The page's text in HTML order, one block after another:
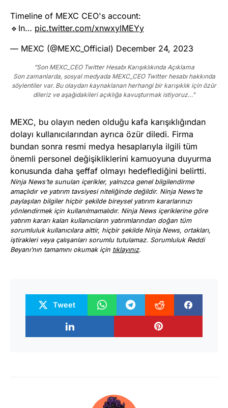
Timeline of MEXC CEO's account:
🔹In… pic.twitter.com/xnwxylMEYy
— MEXC (@MEXC_Official) December 24, 2023
”Son MEXC_CEO Twitter Hesabı Karışıklıkında Açıklama
Son zamanlarda, sosyal medyada MEXC_CEO Twitter hesabı hakkında
söylentiler var. Bu olaydan kaynaklanan herhangi bir karışıklık için özür
dileriz ve aşağıdakileri açıklığa kavuşturmak istiyoruz…”
MEXC, bu olayın neden olduğu kafa karışıklığından
dolayı kullanıcılarından ayrıca özür diledi. Firma
bundan sonra resmi medya hesaplarıyla ilgili tüm
önemli personel değişikliklerini kamuoyuna duyurma
konusunda daha şeffaf olmayı hedeflediğini belirtti.
Ninja News’te sunulan içerikler, yalnızca genel bilgilendirme
amaçlıdır ve yatırım tavsiyesi niteliğinde değildir. Ninja News’te
paylaşılan bilgiler hiçbir şekilde bireysel yatırım kararlarınızı
yönlendirmek için kullanılmamalıdır. Ninja News içeriklerine göre
yatırım kararı kalan kullanıcıların yatırımlarından doğan tüm
sorumluluk kullanıcılara aittir, hiçbir şekilde Ninja News, ortakları,
iştirakleri veya çalışanları sorumlu tutulamaz. Sorumluluk Reddi
Beyanı’nın tamamını okumak için tıklayınız.
Tweet